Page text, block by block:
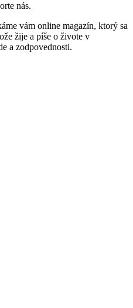
nás.
vám online magazín, ktorý sa
žije a píše o živote v
a zodpovednosti.